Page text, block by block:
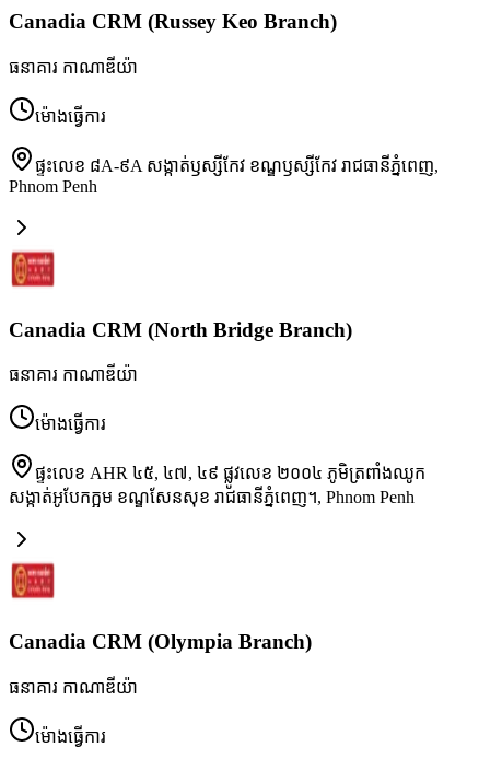
Canadia CRM (Russey Keo Branch)
ធនាគារ កាណាឌីយ៉ា
ម៉ោងធ្វើការ
ផ្ទះលេខ ៨A-៩A សង្កាត់ឫស្សីកែវ ខណ្ឌឫស្សីកែវ រាជធានីភ្នំពេញ,
Phnom Penh
Canadia CRM (North Bridge Branch)
ធនាគារ កាណាឌីយ៉ា
ម៉ោងធ្វើការ
ផ្ទះលេខ AHR ៤៥, ៤៧, ៤៩ ផ្លូវលេខ ២០០៤ ភូមិត្រពាំងឈូក
សង្កាត់អូបែកក្អម ខណ្ឌសែនសុខ រាជធានីភ្នំពេញ។, Phnom Penh
Canadia CRM (Olympia Branch)
ធនាគារ កាណាឌីយ៉ា
ម៉ោងធ្វើការ